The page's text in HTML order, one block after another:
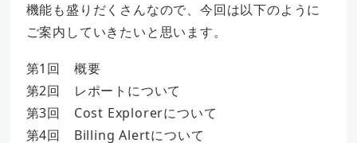
機能も盛りだくさんなので、今回は以下のように
ご案内していきたいと思います。
第1回 概要
第2回 レポートについて
第3回 Cost Explorerについて
第4回 Billing Alertについて